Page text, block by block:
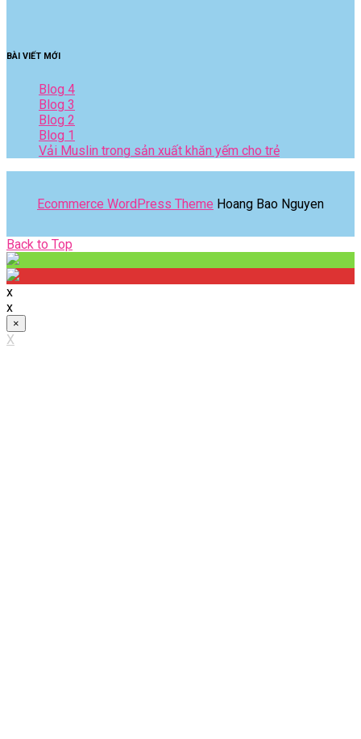
BÀI VIẾT MỚI
Blog 4
Blog 3
Blog 2
Blog 1
Vải Muslin trong sản xuất khăn yếm cho trẻ
Ecommerce WordPress Theme Hoang Bao Nguyen
Back to Top
x
x
×
X